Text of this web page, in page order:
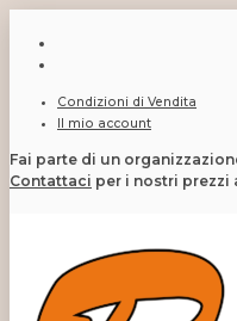
Condizioni di Vendita
Il mio account
Fai parte di un
Contattaci per i nostri prezzi